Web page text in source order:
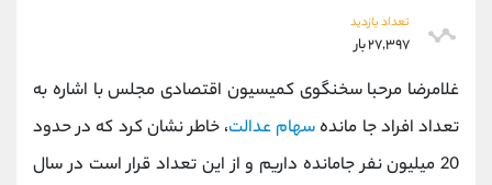
تعداد بازدید
۲۷,۳۹۷ بار
غلامرضا مرحبا سخنگوی کمیسیون اقتصادی مجلس با اشاره به
تعداد افراد جا ماندهسهام عدالت، خاطر نشان کرد که در حدود
20 میلیون نفر جامانده داریم و از این تعداد قرار است در سال
اطلاعات تماس (دفتر فروش)
تلفن 021-22021030
021-22021040
بدون پیش شماره
اینستاگرام @alireza.mehrabii